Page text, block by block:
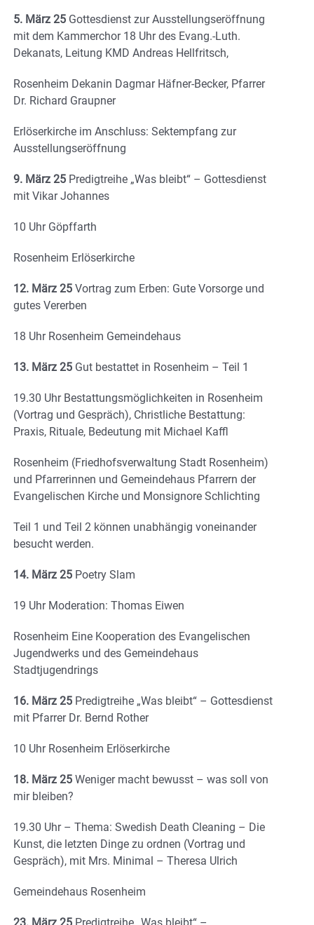
5. März 25 Gottesdienst zur Ausstellungseröffnung
mit dem Kammerchor 18 Uhr des Evang.-Luth.
Dekanats, Leitung KMD Andreas Hellfritsch,
Rosenheim Dekanin Dagmar Häfner-Becker, Pfarrer
Dr. Richard Graupner
Erlöserkirche im Anschluss: Sektempfang zur
Ausstellungseröffnung
9. März 25 Predigtreihe „Was bleibt“ – Gottesdienst
mit Vikar Johannes
10 Uhr Göpffarth
Rosenheim Erlöserkirche
12. März 25 Vortrag zum Erben: Gute Vorsorge und
gutes Vererben
18 Uhr Rosenheim Gemeindehaus
13. März 25 Gut bestattet in Rosenheim – Teil 1
19.30 Uhr Bestattungsmöglichkeiten in Rosenheim
(Vortrag und Gespräch), Christliche Bestattung:
Praxis, Rituale, Bedeutung mit Michael Kaffl
Rosenheim (Friedhofsverwaltung Stadt Rosenheim)
und Pfarrerinnen und Gemeindehaus Pfarrern der
Evangelischen Kirche und Monsignore Schlichting
Teil 1 und Teil 2 können unabhängig voneinander
besucht werden.
14. März 25 Poetry Slam
19 Uhr Moderation: Thomas Eiwen
Rosenheim Eine Kooperation des Evangelischen
Jugendwerks und des Gemeindehaus
Stadtjugendrings
16. März 25 Predigtreihe „Was bleibt“ – Gottesdienst
mit Pfarrer Dr. Bernd Rother
10 Uhr Rosenheim Erlöserkirche
18. März 25 Weniger macht bewusst – was soll von
mir bleiben?
19.30 Uhr – Thema: Swedish Death Cleaning – Die
Kunst, die letzten Dinge zu ordnen (Vortrag und
Gespräch), mit Mrs. Minimal – Theresa Ulrich
Gemeindehaus Rosenheim